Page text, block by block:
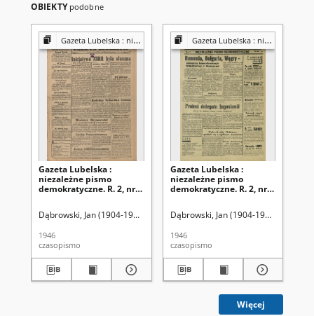
OBIEKTY podobne
Gazeta Lubelska : niezależny organ demokratyczny
Gazeta Lubelska :
niezależne pismo
demokratyczne. R. 2, nr
Dąbrowski, Jan (1904-1964). Red
1946
czasopismo
Gazeta Lubelska : niezależny organ demokratyczny
Gazeta Lubelska :
niezależne pismo
demokratyczne. R. 2, nr
Dąbrowski, Jan (1904-1964). Red
1946
czasopismo
Więcej